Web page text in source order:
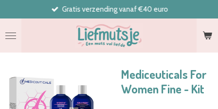
direct
naar
de
hoofdinhoud
Gratis verzending vanaf €40 euro
Mediceuticals For
Women Fine - Kit